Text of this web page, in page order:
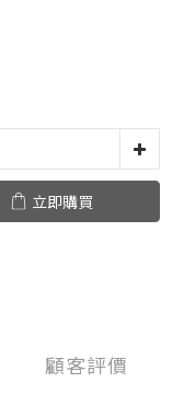
立即購買
顧客評價